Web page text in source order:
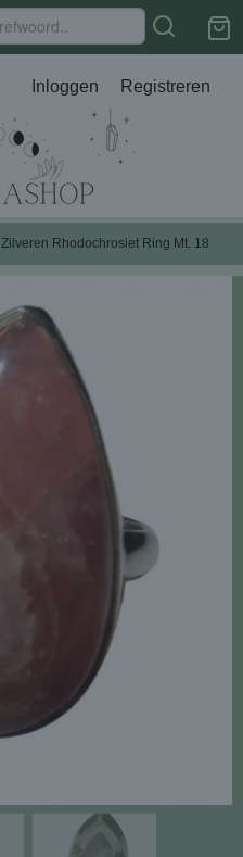
Inloggen Registreren
Zilveren Rhodochrosiet Ring Mt. 18